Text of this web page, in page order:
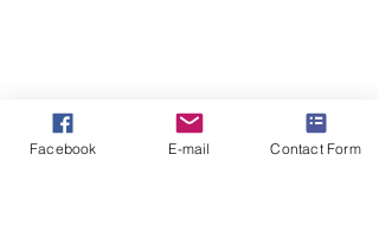
Facebook E-mail Contact Form